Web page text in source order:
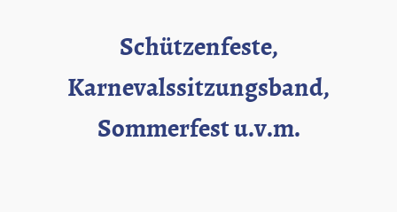
Schützenfeste,
Karnevalssitzungsband,
Sommerfest u.v.m.